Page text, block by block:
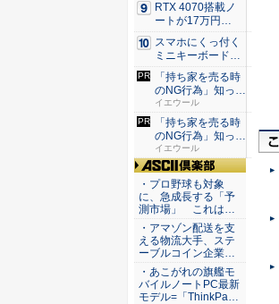
RTX 4070搭載ノ
ートが17万円
台。...
スマホにくっ付く
ミニキーボード！
触ってわ...
「持ち家を売る時
のNG行為」知って
るだけ...
イエウール
「持ち家を売る時
のNG行為」知って
るだけ...
イエウール
ASCII倶楽部
・プロ野球も対象
に、急成長する「予
測市場」 これは…
・アマゾン配送を支
える物流大手、ステ
ーブルコイン企業…
・あこがれの旗艦モ
バイルノートPC最新
モデル=「ThinkPa…